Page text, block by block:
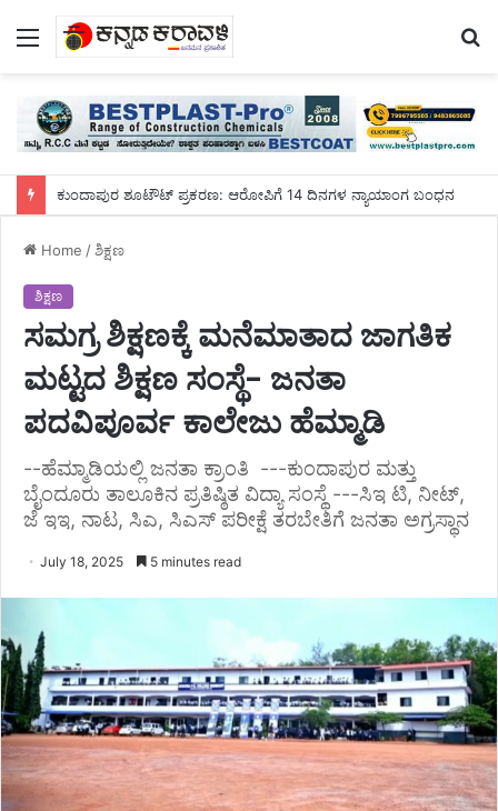
Menu
ಕೋಟೇಶ್ವರ ಪದವಿ ಕಾಲೇಜು ಗ್ರಂಥಪಾಲಕ ರವಿಚಂದ್ರರಿಗೆ ಬೀಳ್ಕೊಡುಗೆ
Home /ಶಿಕ್ಷಣ
ಶಿಕ್ಷಣ
ಸಮಗ್ರ ಶಿಕ್ಷಣಕ್ಕೆ ಮನೆಮಾತಾದ ಜಾಗತಿಕ
ಮಟ್ಟದ ಶಿಕ್ಷಣ ಸಂಸ್ಥೆ- ಜನತಾ
ಪದವಿಪೂರ್ವ ಕಾಲೇಜು ಹೆಮ್ಮಾಡಿ
--ಹೆಮ್ಮಾಡಿಯಲ್ಲಿ ಜನತಾ ಕ್ರಾಂತಿ ---ಕುಂದಾಪುರ ಮತ್ತು
ಬೈಂದೂರು ತಾಲೂಕಿನ ಪ್ರತಿಷ್ಠಿತ ವಿದ್ಯಾ ಸಂಸ್ಥೆ ---ಸಿಇ ಟಿ, ನೀಟ್,
ಜೆ ಇಇ, ನಾಟ, ಸಿಎ, ಸಿಎಸ್ ಪರೀಕ್ಷೆ ತರಬೇತಿಗೆ ಜನತಾ ಅಗ್ರಸ್ಥಾನ
July 18, 2025 5 minutes read